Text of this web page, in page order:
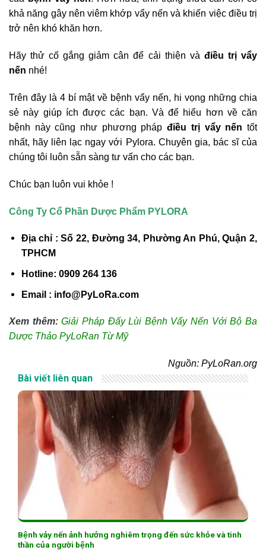
khả năng gây nên viêm khớp vẩy nến và khiến việc điều trị
trở nên khó khăn hơn.
Hãy thử cố gắng giảm cân để cải thiện và điều trị vẩy
nến nhé!
Trên đây là 4 bí mật về bệnh vẩy nến, hi vọng những chia
sẻ này giúp ích được các bạn. Và để hiểu hơn về căn
bệnh này cũng như phương pháp điều trị vẩy nến tốt
nhất, hãy liên lạc ngay với Pylora. Chuyên gia, bác sĩ của
chúng tôi luôn sẵn sàng tư vấn cho các bạn.
Chúc bạn luôn vui khỏe !
Công Ty Cổ Phần Dược Phẩm PYLORA
Địa chỉ : Số 22, Đường 34, Phường An Phú, Quận 2,
TPHCM
Hotline: 0909 264 136
Email : info@PyLoRa.com
Xem thêm: Giải Pháp Đấy Lùi Bệnh Vẩy Nến Với Bộ Ba
Dược Thảo PyLoRan Từ Mỹ
Nguồn: PyLoRan.org
Bài viết liên quan
Bệnh vảy nến ảnh hưởng nghiêm trọng đến sức khỏe và tinh
thần của người bệnh